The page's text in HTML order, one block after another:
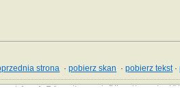
strona ·pobierz skan ·pobierz tekst·